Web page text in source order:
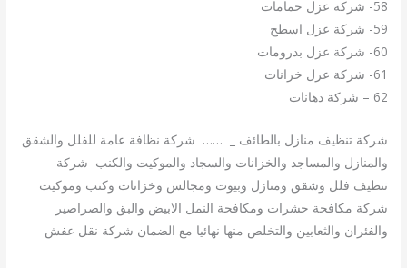
58- شركة عزل حمامات
59- شركة عزل اسطح
60- شركة عزل بدرومات
61- شركة عزل خزانات
62 – شركة دهانات
شركة تنظيف منازل بالطائف _ …… شركة نظافة عامة للفلل والشقق
والمنازل والمساجد والخزانات والسجاد والموكيت والكنب شركة
تنظيف فلل وشقق ومنازل وبيوت ومجالس وخزانات وكنب وموكيت
شركة مكافحة حشرات ومكافحة النمل الابيض والبق والصراصير
والفئران والثعابين والتخلص منها نهائيا مع الضمان شركة نقل عفش